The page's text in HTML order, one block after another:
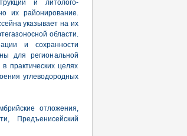
и литолого-
их районирование.
указывает на их
области.
и сохранности
для региональной
практических целях
углеводородных
отложения,
Предъенисейский